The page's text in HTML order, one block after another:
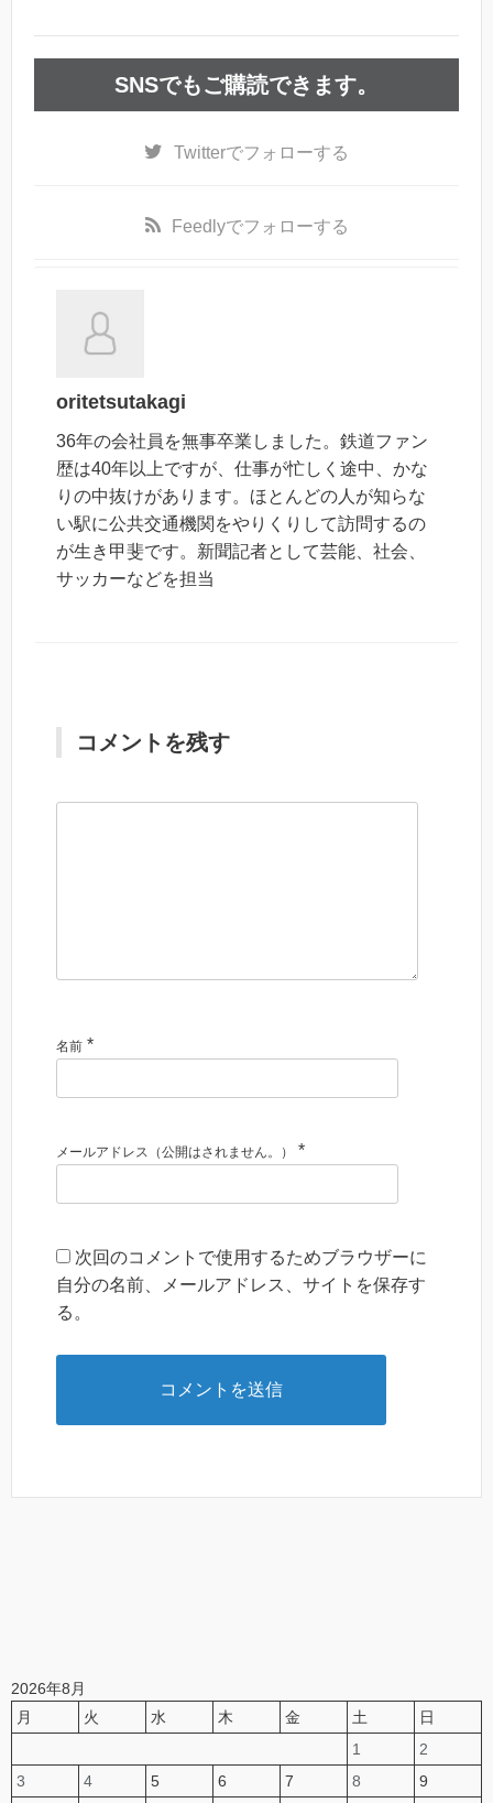
SNSでもご購読できます。
Twitterでフォローする
Feedlyでフォローする
oritetsutakagi
36年の会社員を無事卒業しました。鉄道ファン
歴は40年以上ですが、仕事が忙しく途中、かな
りの中抜けがあります。ほとんどの人が知らな
い駅に公共交通機関をやりくりして訪問するの
が生き甲斐です。新聞記者として芸能、社会、
サッカーなどを担当
コメントを残す
名前 *
メールアドレス（公開はされません。） *
次回のコメントで使用するためブラウザーに
自分の名前、メールアドレス、サイトを保存す
る。
2026年8月
月
火 水 木 金 土
日
1
2
3
4 5 6 7 8
9